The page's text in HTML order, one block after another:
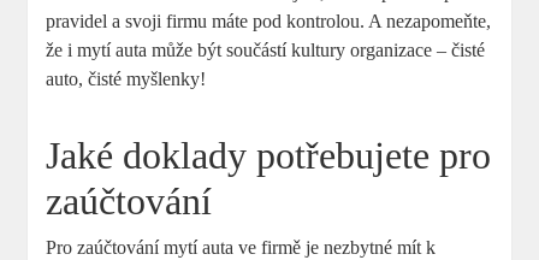
pravidel a svoji firmu máte pod kontrolou. A nezapomeňte,
že i mytí auta může být součástí kultury organizace – čisté
auto, čisté myšlenky!
Jaké doklady potřebujete pro
zaúčtování
Pro zaúčtování mytí auta ve firmě je nezbytné mít k